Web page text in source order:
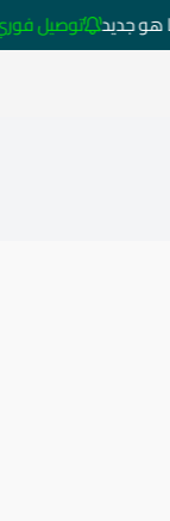
جديد توصيل فوري